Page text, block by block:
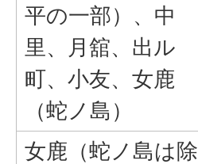
平の一部）、中
里、月舘、出ル
町、小友、女鹿
（蛇ノ島）
女鹿（蛇ノ島は除